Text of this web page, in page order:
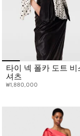
타이 넥 폴카 도트 비
셔츠
₩1,880,000